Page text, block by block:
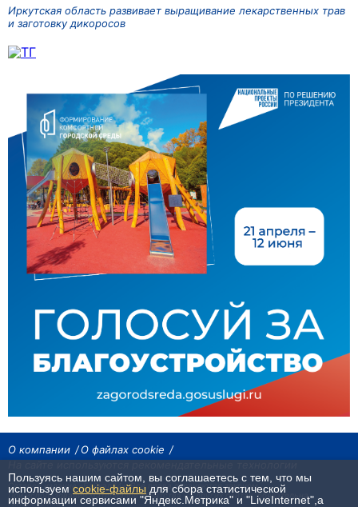
Иркутская область развивает выращивание лекарственных трав
и заготовку дикоросов
О компании
О файлах cookie
Сетевое издание «Байкал24». Все права охраняются законом.
При использовании материалов агентства на других сайтах, обязательна
гиперссылка.
Пользуясь нашим сайтом, вы соглашаетесь с тем, что мы
используем cookie-файлы для сбора статистической
информации сервисами "Яндекс.Метрика" и "LiveInternet",а